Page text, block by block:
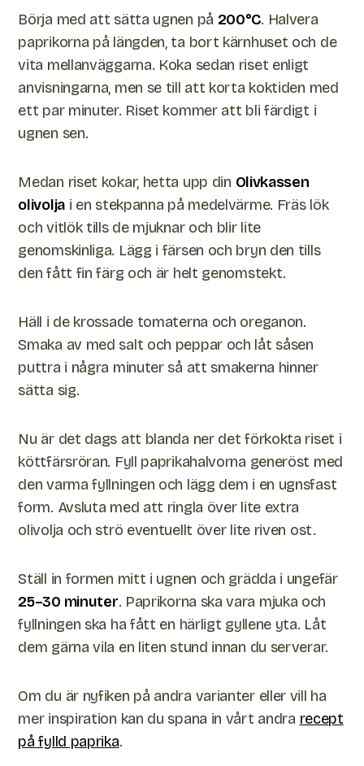
Börja med att sätta ugnen på 200°C. Halvera
paprikorna på längden, ta bort kärnhuset och de
vita mellanväggarna. Koka sedan riset enligt
anvisningarna, men se till att korta koktiden med
ett par minuter. Riset kommer att bli färdigt i
ugnen sen.
Medan riset kokar, hetta upp din Olivkassen
olivolja i en stekpanna på medelvärme. Fräs lök
och vitlök tills de mjuknar och blir lite
genomskinliga. Lägg i färsen och bryn den tills
den fått fin färg och är helt genomstekt.
Häll i de krossade tomaterna och oreganon.
Smaka av med salt och peppar och låt såsen
puttra i några minuter så att smakerna hinner
sätta sig.
Nu är det dags att blanda ner det förkokta riset i
köttfärsröran. Fyll paprikahalvorna generöst med
den varma fyllningen och lägg dem i en ugnsfast
form. Avsluta med att ringla över lite extra
olivolja och strö eventuellt över lite riven ost.
Ställ in formen mitt i ugnen och grädda i ungefär
25–30 minuter. Paprikorna ska vara mjuka och
fyllningen ska ha fått en härligt gyllene yta. Låt
dem gärna vila en liten stund innan du serverar.
Om du är nyfiken på andra varianter eller vill ha
mer inspiration kan du spana in vårt andra recept
på fylld paprika.